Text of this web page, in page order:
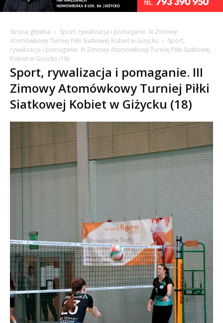
Strona główna
Sport, rywalizacja i pomaganie. III Zimowy
Atomówkowy Turniej Piłki Siatkowej Kobiet w Giżycku
Sport,
rywalizacja i pomaganie. III Zimowy Atomówkowy Turniej Piłki Siatkowej
Kobiet w Giżycku (18)
Sport, rywalizacja i pomaganie. III
Zimowy Atomówkowy Turniej Piłki
Siatkowej Kobiet w Giżycku (18)